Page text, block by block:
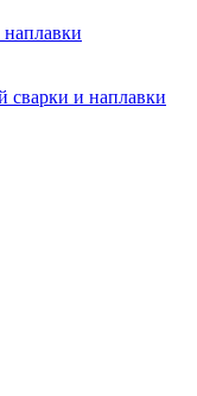
сварки и наплавки